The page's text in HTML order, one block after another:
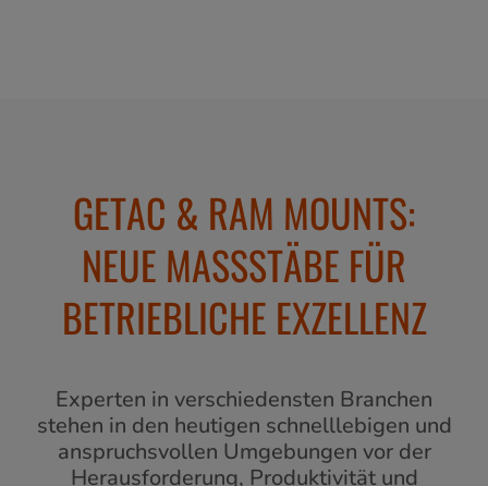
GETAC & RAM MOUNTS:
NEUE MASSSTÄBE FÜR
BETRIEBLICHE EXZELLENZ
Experten in verschiedensten Branchen
stehen in den heutigen schnelllebigen und
anspruchsvollen Umgebungen vor der
Herausforderung, Produktivität und